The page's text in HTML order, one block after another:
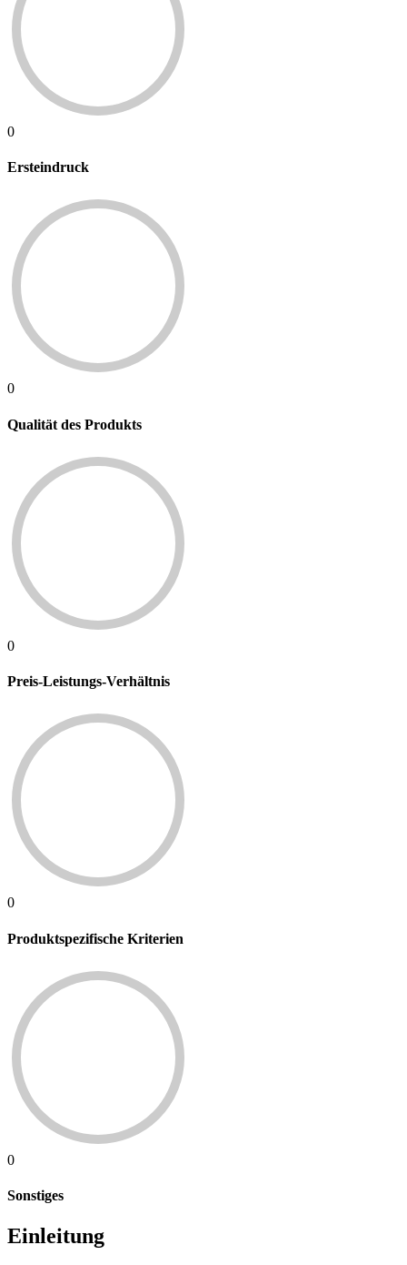
0
Ersteindruck
0
Qualität des Produkts
0
Preis-Leistungs-Verhältnis
0
Produktspezifische Kriterien
0
Sonstiges
Einleitung